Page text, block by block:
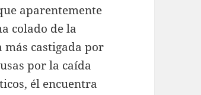
aparentemente
colado de la
castigada por
por la caída
él encuentra